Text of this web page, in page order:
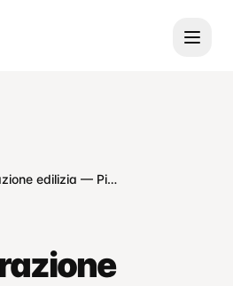
Ristrutturazione edilizia — Pianezza